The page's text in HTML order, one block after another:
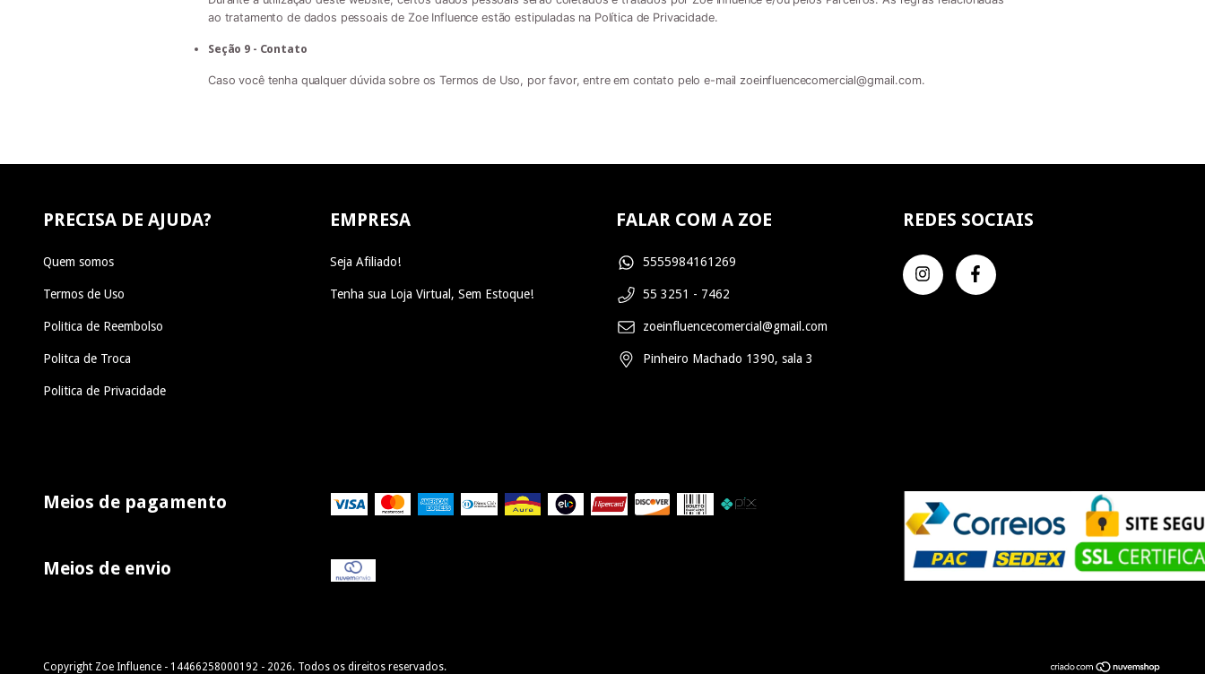
ao tratamento de dados pessoais de Zoe Influence estão estipuladas na Política de Privacidade.
Seção 9 - Contato
Caso você tenha qualquer dúvida sobre os Termos de Uso, por favor, entre em contato pelo e-mailzoeinfluencecomercial@gmail.com.
PRECISA DE AJUDA?
Quem somos
Termos de Uso
Politica de Reembolso
Politca de Troca
Politica de Privacidade
EMPRESA
Seja Afiliado!
Tenha sua Loja Virtual, Sem Estoque!
FALAR COM A ZOE
5555984161269
55 3251 - 7462
zoeinfluencecomercial@gmail.com
Pinheiro Machado 1390, sala 3
REDES SOCIAIS
Meios de pagamento
Meios de envio
Copyright Zoe Influence - 14466258000192 - 2026. Todos os direitos reservados.